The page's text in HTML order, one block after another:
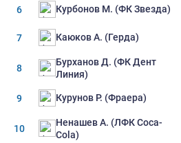
6 Курбонов М. (ФК Звезда)
7 Каюков А. (Герда)
8
Бурханов Д. (ФК Дент
Линия)
9 Курунов Р. (Фраера)
10
Ненашев А. (ЛФК Coca-
Cola)